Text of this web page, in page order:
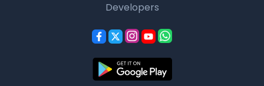
Developers